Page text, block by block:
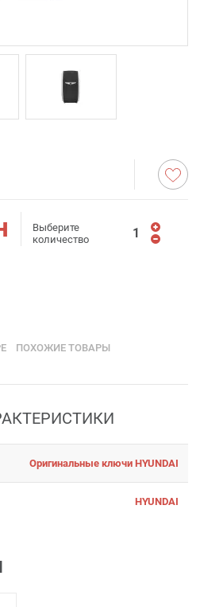
Выберите
количество
ПОХОЖИЕ ТОВАРЫ
Оригинальные ключи HYUNDAI
HYUNDAI